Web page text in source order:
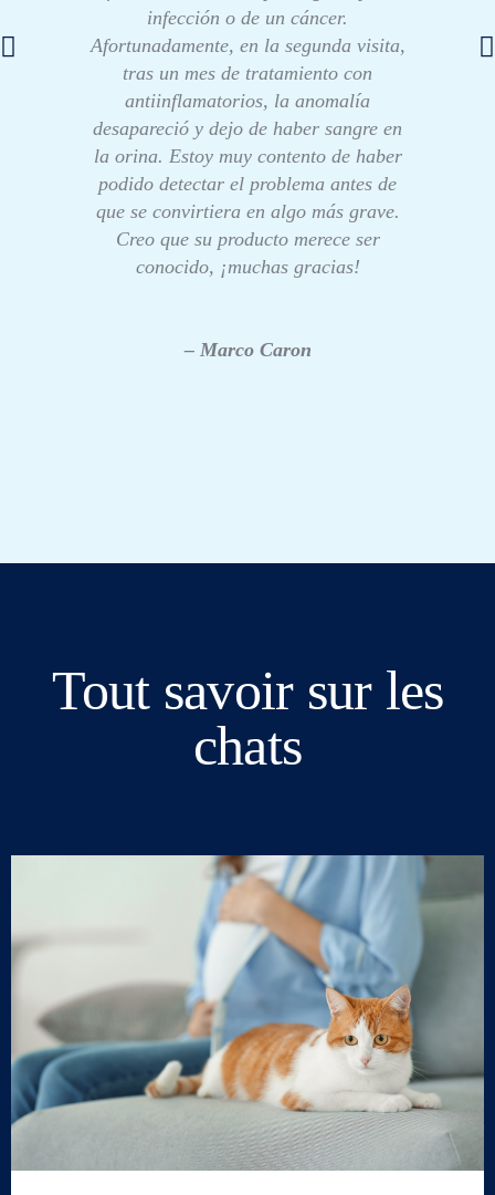
infección o de un cáncer.
Afortunadamente, en la segunda visita,
tras un mes de tratamiento con
antiinflamatorios, la anomalía
desapareció y dejo de haber sangre en
la orina. Estoy muy contento de haber
podido detectar el problema antes de
que se convirtiera en algo más grave.
Creo que su producto merece ser
conocido, ¡muchas gracias!
– Marco Caron
Tout savoir sur les
chats